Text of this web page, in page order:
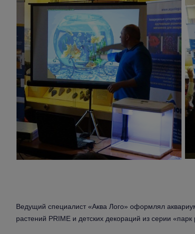
Ведущий специалист «Аква Лого» оформлял
растений PRIME и детских декораций из серии «парк